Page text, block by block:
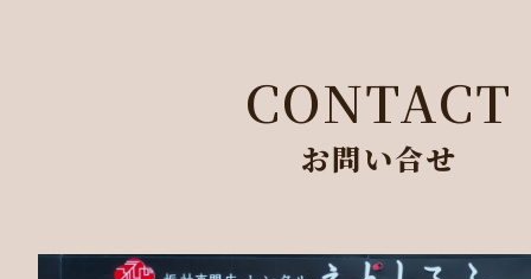
CONTACT
お問い合せ